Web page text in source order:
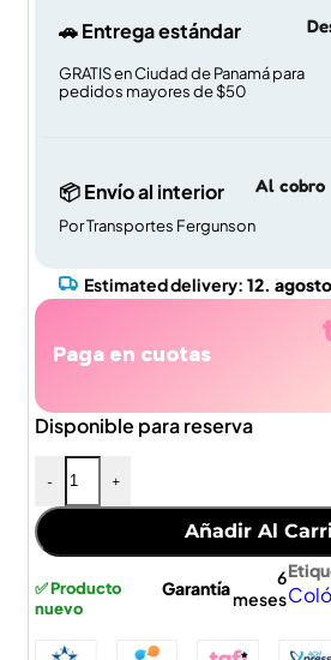
🚗 Entrega estándar
GRATIS en Ciudad de Panamá para
pedidos mayores de $50
📦 Envío al interior
Por Transportes Fergunson
Al cobro
Estimated delivery: 12.
Paga en cuotas
Disponible para reserva
- +
Añadir Al
✅ Producto
nuevo
Garantía
6
meses